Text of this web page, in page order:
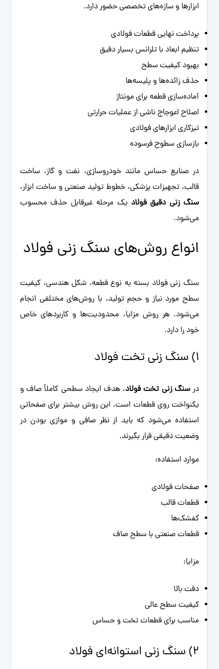
ابزارها و سازه‌های تخصصی حضور دارد.
پرداخت نهایی قطعات فولادی
تنظیم ابعاد با تلرانس بسیار دقیق
بهبود کیفیت سطح
حذف زائده‌ها و پلیسه‌ها
آماده‌سازی قطعه برای مونتاژ
اصلاح اعوجاج ناشی از عملیات حرارتی
تیزکاری ابزارهای فولادی
بازسازی سطوح فرسوده
در صنایع حساس مانند خودروسازی، نفت و گاز، ساخت
قالب، تجهیزات پزشکی، خطوط تولید صنعتی و ساخت ابزار،
سنگ زنی دقیق فولاد یک مرحله غیرقابل حذف محسوب
می‌شود.
انواع روش‌های سنگ زنی فولاد
سنگ زنی فولاد بسته به نوع قطعه، شکل هندسی، کیفیت
سطح مورد نیاز و حجم تولید، با روش‌های مختلفی انجام
می‌شود. هر روش مزایا، محدودیت‌ها و کاربردهای خاص
خود را دارد.
1) سنگ زنی تخت فولاد
درسنگ زنی تخت فولاد، هدف ایجاد سطحی کاملاً صاف و
یکنواخت روی قطعات است. این روش بیشتر برای صفحاتی
استفاده می‌شود که باید از نظر صافی و موازی بودن در
وضعیت دقیقی قرار بگیرند.
موارد استفاده:
صفحات فولادی
قطعات قالب
کفشک‌ها
قطعات صنعتی با سطح صاف
مزایا:
دقت بالا
کیفیت سطح عالی
مناسب برای قطعات تخت و حساس
2) سنگ زنی استوانه‌ای فولاد